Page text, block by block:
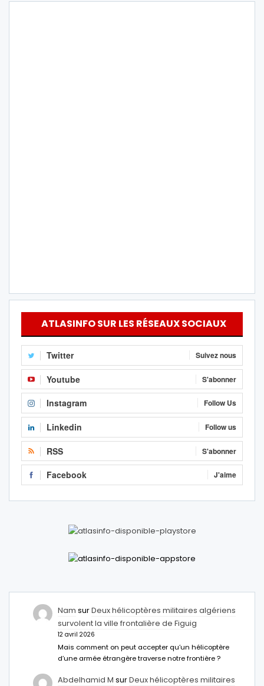
ATLASINFO SUR LES RÉSEAUX SOCIAUX
Twitter Suivez nous
Youtube S'abonner
Instagram Follow Us
Linkedin Follow us
RSS S'abonner
Facebook J'aime
Nam surDeux hélicoptères militaires algériens
survolent la ville frontalière de Figuig
12 avril 2026
Mais comment on peut accepter qu’un hélicoptère
d’une armée étrangère traverse notre frontière ?
Abdelhamid M surDeux hélicoptères militaires